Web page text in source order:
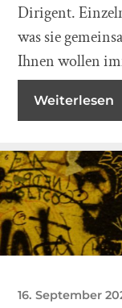
Dirigent.
was sie
Ihnen wollen
Weiterlesen
16. September